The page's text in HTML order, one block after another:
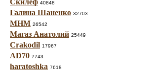
Скилеф 40848
Галина Шаненко 32703
МНМ 26542
Магаз Анатолий 25449
Crakodil 17967
AD70 7743
haratoshka 7618